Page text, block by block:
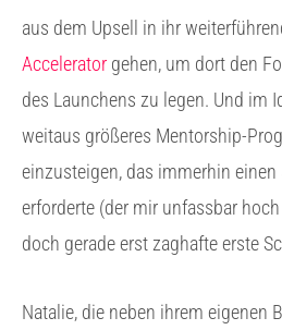
aus dem Upsell in ihr
Accelerator gehen, um dort den
des Launchens zu legen. Und im
weitaus größeres Mentorship-
einzusteigen, das immerhin
erforderte (der mir unfassbar
doch gerade erst zaghafte erste
Natalie, die neben ihrem eigenen